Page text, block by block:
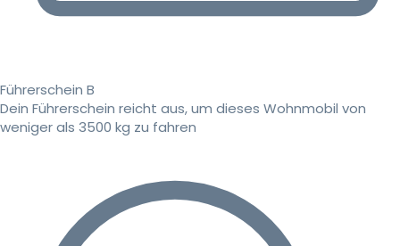
Führerschein B
Dein Führerschein reicht aus, um dieses Wohnmobil von
weniger als 3500 kg zu fahren